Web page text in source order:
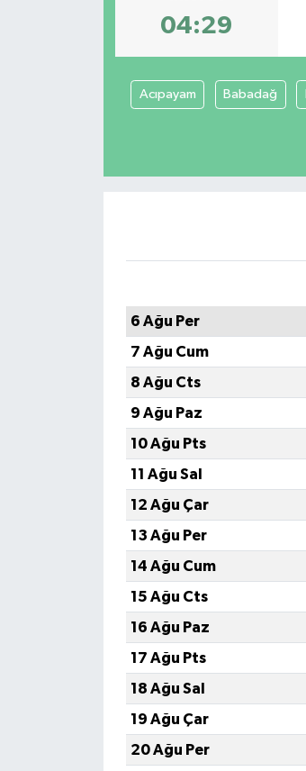
04:29
Acıpayam Babadağ
6 Ağu Per
7 Ağu Cum
8 Ağu Cts
9 Ağu Paz
10 Ağu Pts
11 Ağu Sal
12 Ağu Çar
13 Ağu Per
14 Ağu Cum
15 Ağu Cts
16 Ağu Paz
17 Ağu Pts
18 Ağu Sal
19 Ağu Çar
20 Ağu Per